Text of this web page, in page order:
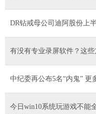
DR钻戒母公司迪阿股份上
有没有专业录屏软件？这
中纪委再公布5名“内鬼” 更
今日win10系统玩游戏不能